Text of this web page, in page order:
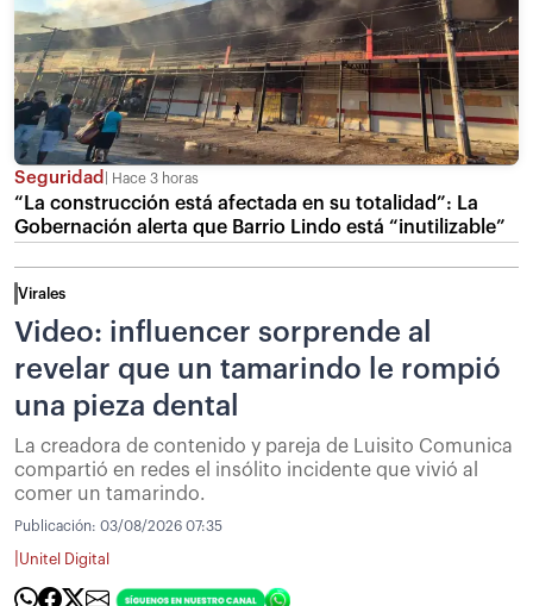
Seguridad Hace 3 horas
“La construcción está afectada en su totalidad”: La
Gobernación alerta que Barrio Lindo está “inutilizable”
Virales
Video: influencer sorprende al
revelar que un tamarindo le rompió
una pieza dental
La creadora de contenido y pareja de Luisito Comunica
compartió en redes el insólito incidente que vivió al
comer un tamarindo.
Publicación: 03/08/2026 07:35
Unitel Digital